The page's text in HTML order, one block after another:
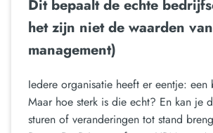
Dit bepaalt de echte
het zijn niet de waarden
management)
Iedere organisatie heeft er eentje: een
Maar hoe sterk is die echt? En kan je
sturen of veranderingen tot stand